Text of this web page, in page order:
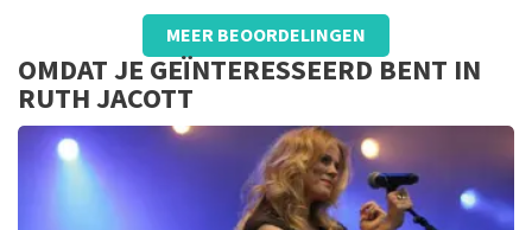
Beoordeling van - Peter Gatowinas overTopTicketShop
Ik nlijf boeken
Wat een goede organisatie is dit.
MEER BEOORDELINGEN
OMDAT JE GEÏNTERESSEERD BENT IN
RUTH JACOTT